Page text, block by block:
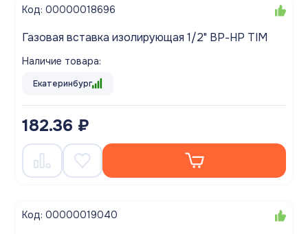
Код: 00000018696
Газовая вставка изолирующая 1/2" ВР-НР TIM
Наличие товара:
Екатеринбург
182.36 ₽
Код: 00000019040